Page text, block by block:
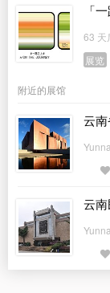
「
63 天
展览
附近的展馆
云
云